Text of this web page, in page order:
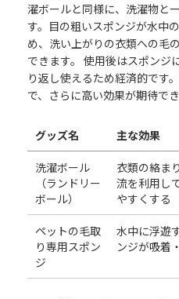
濯ボールと同様に、洗濯物と
す。目の粗いスポンジが水中
め、洗い上がりの衣類への毛
できます。 使用後はスポンジ
り返し使えるため経済的です
で、さらに高い効果が期待でき
グッズ名 主な効果
洗濯ボール
（ランドリー
ボール）
衣類の絡ま
流を利用し
やすくする
ペットの毛取
り専用スポン
ジ
水中に浮遊
ンジが吸着